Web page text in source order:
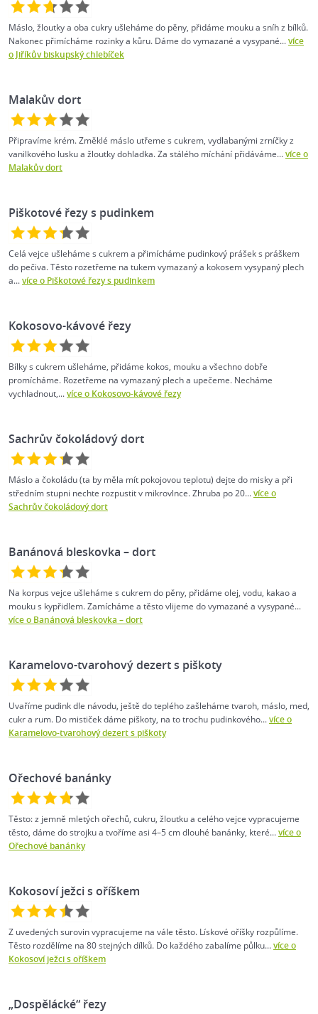
Máslo, žloutky a oba cukry ušleháme do pěny, přidáme mouku a sníh z bílků.
Nakonec přimícháme rozinky a kůru. Dáme do vymazané a vysypané...více
o Jiříkův biskupský chlebíček
Malakův dort
Připravíme krém. Změklé máslo utřeme s cukrem, vydlabanými zrníčky z
vanilkového lusku a žloutky dohladka. Za stálého míchání přidáváme...více o
Malakův dort
Piškotové řezy s pudinkem
Celá vejce ušleháme s cukrem a přimícháme pudinkový prášek s práškem
do pečiva. Těsto rozetřeme na tukem vymazaný a kokosem vysypaný plech
a...více o Piškotové řezy s pudinkem
Kokosovo-kávové řezy
Bílky s cukrem ušleháme, přidáme kokos, mouku a všechno dobře
promícháme. Rozetřeme na vymazaný plech a upečeme. Necháme
vychladnout,...více o Kokosovo-kávové řezy
Sachrův čokoládový dort
Máslo a čokoládu (ta by měla mít pokojovou teplotu) dejte do misky a při
středním stupni nechte rozpustit v mikrovlnce. Zhruba po 20...více o
Sachrův čokoládový dort
Banánová bleskovka –⁠ dort
Na korpus vejce ušleháme s cukrem do pěny, přidáme olej, vodu, kakao a
mouku s kypřidlem. Zamícháme a těsto vlijeme do vymazané a vysypané...
více o Banánová bleskovka –⁠ dort
Karamelovo-tvarohový dezert s piškoty
Uvaříme pudink dle návodu, ještě do teplého zašleháme tvaroh, máslo, med,
cukr a rum. Do mističek dáme piškoty, na to trochu pudinkového...více o
Karamelovo-tvarohový dezert s piškoty
Ořechové banánky
Těsto: z jemně mletých ořechů, cukru, žloutku a celého vejce vypracujeme
těsto, dáme do strojku a tvoříme asi 4–5 cm dlouhé banánky, které...více o
Ořechové banánky
Kokosoví ježci s oříškem
Z uvedených surovin vypracujeme na vále těsto. Lískové oříšky rozpůlíme.
Těsto rozdělíme na 80 stejných dílků. Do každého zabalíme půlku...více o
Kokosoví ježci s oříškem
„Dospělácké“ řezy